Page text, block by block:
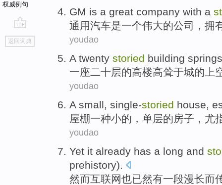
权威例句
go
top
返回词典
GM is a great company with a
通用汽车是一个伟大的公司 ， 拥
youdao
A twenty storied building springs
一座二十层的高楼高耸于城的上
youdao
A small, single-storied house,
屋棚一种小的， 单层的房子 ， 尤
youdao
Yet it already has a long and
prehistory).
然而互联网也已然有一段漫长而